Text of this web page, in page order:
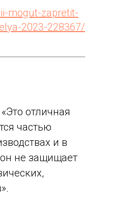
mogut-zapretit-
2023-228367/
«Это отличная
частью
и в
не защищает